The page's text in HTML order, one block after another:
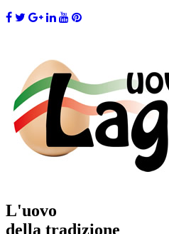
L'uovo
della tradizione